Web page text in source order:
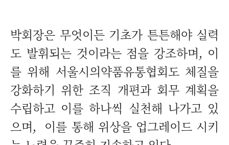
박회장은 무엇이든 기초가 튼튼해야 실력
도 발휘되는 것이라는 점을 강조하며, 이
를 위해 서울시의약품유통협회도 체질을
강화하기 위한 조직 개편과 회무 계획을
수립하고 이를 하나씩 실천해 나가고 있
으며, 이를 통해 위상을 업그레이드 시키